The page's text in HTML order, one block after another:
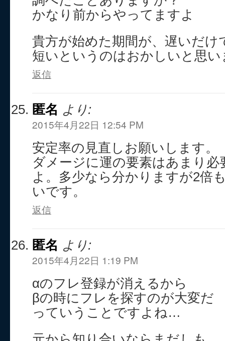
かなり前からやってますよ
貴方が始めた期間が、遅いだけ
短いというのはおかしいと思い
返信
匿名 より:
2015年4月22日 12:54 PM
安定率の見直しお願いします。
ダメージに運の要素はあまり
よ。多少なら分かりますが2倍
いです。
返信
匿名 より:
2015年4月22日 1:19 PM
αのフレ登録が消えるから
βの時にフレを探すのが大変だ
っていうことですよね…